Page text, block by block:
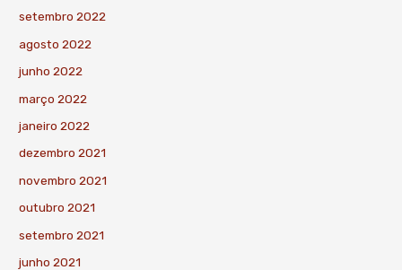
setembro 2022
agosto 2022
junho 2022
março 2022
janeiro 2022
dezembro 2021
novembro 2021
outubro 2021
setembro 2021
junho 2021